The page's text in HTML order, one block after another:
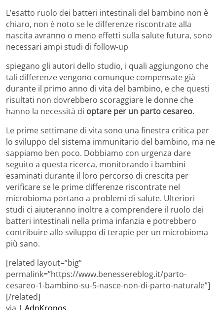
L’esatto ruolo dei batteri intestinali del bambino non è
chiaro, non è noto se le differenze riscontrate alla
nascita avranno o meno effetti sulla salute futura, sono
necessari ampi studi di follow-up
spiegano gli autori dello studio, i quali aggiungono che
tali differenze vengono comunque compensate già
durante il primo anno di vita del bambino, e che questi
risultati non dovrebbero scoraggiare le donne che
hanno la necessità di optare per un parto cesareo.
Le prime settimane di vita sono una finestra critica per
lo sviluppo del sistema immunitario del bambino, ma ne
sappiamo ben poco. Dobbiamo con urgenza dare
seguito a questa ricerca, monitorando i bambini
esaminati durante il loro percorso di crescita per
verificare se le prime differenze riscontrate nel
microbioma portano a problemi di salute. Ulteriori
studi ci aiuteranno inoltre a comprendere il ruolo dei
batteri intestinali nella prima infanzia e potrebbero
contribuire allo sviluppo di terapie per un microbioma
più sano.
[related layout=”big”
permalink=”https://www.benessereblog.it/parto-
cesareo-1-bambino-su-5-nasce-non-di-parto-naturale”]
[/related]